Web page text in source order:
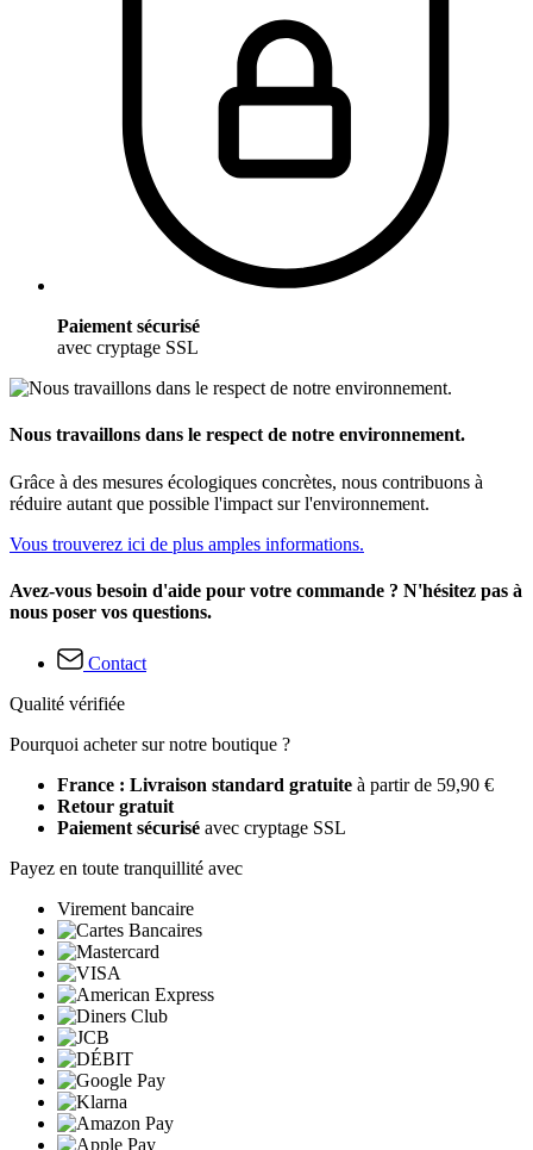
Paiement sécurisé
avec cryptage SSL
Nous travaillons dans le respect de notre environnement.
Grâce à des mesures écologiques concrètes, nous contribuons à
réduire autant que possible l'impact sur l'environnement.
Vous trouverez ici de plus amples informations.
Avez-vous besoin d'aide pour votre commande ? N'hésitez pas à
nous poser vos questions.
Contact
Qualité vérifiée
Pourquoi acheter sur notre boutique ?
France : Livraison standard gratuite à partir de 59,90 €
Retour gratuit
Paiement sécurisé avec cryptage SSL
Payez en toute tranquillité avec
Virement bancaire